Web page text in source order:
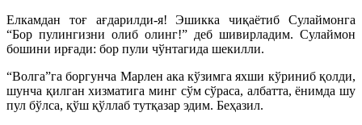
Елкамдан тоғ ағдарилди-я! Эшикка чиқаётиб Сулаймонга
“Бор пулингизни олиб олинг!” деб шивирладим. Сулаймон
бошини ирғади: бор пули чўнтагида шекилли.
“Волга”га боргунча Марлен ака кўзимга яхши кўриниб қолди,
шунча қилган хизматига минг сўм сўраса, албатта, ёнимда шу
пул бўлса, қўш қўллаб тутқазар эдим. Беҳазил.